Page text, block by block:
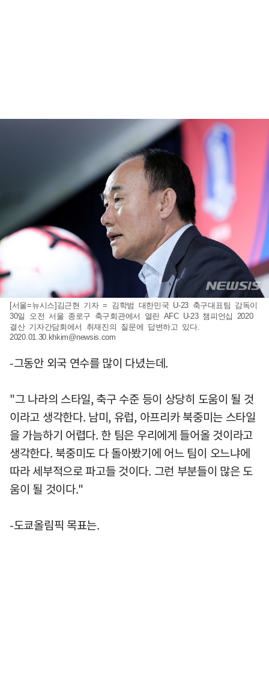
[서울=뉴시스]김근현 기자 = 김학범 대한민국 U-23 축구대표팀 감독이
30일 오전 서울 종로구 축구회관에서 열린 AFC U-23 챔피언십 2020
결산 기자간담회에서 취재진의 질문에 답변하고 있다.
2020.01.30.khkim@newsis.com
-그동안 외국 연수를 많이 다녔는데.
"그 나라의 스타일, 축구 수준 등이 상당히 도움이 될 것
이라고 생각한다. 남미, 유럽, 아프리카 북중미는 스타일
을 가늠하기 어렵다. 한 팀은 우리에게 들어올 것이라고
생각한다. 북중미도 다 돌아봤기에 어느 팀이 오느냐에
따라 세부적으로 파고들 것이다. 그런 부분들이 많은 도
움이 될 것이다."
-도쿄올림픽 목표는.